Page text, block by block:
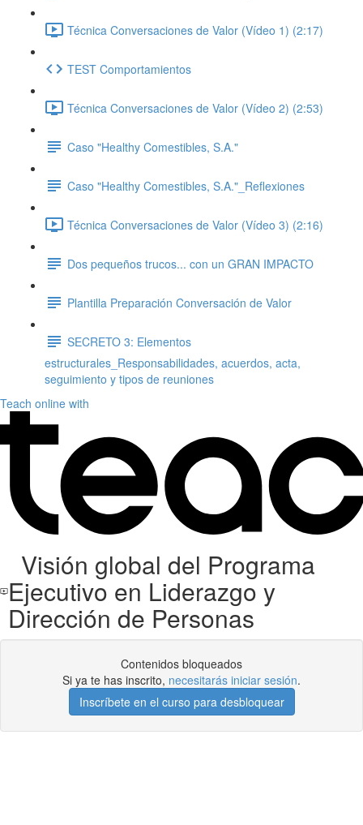
Técnica Conversaciones de Valor (Vídeo 1) (2:17)
TEST Comportamientos
Técnica Conversaciones de Valor (Vídeo 2) (2:53)
Caso "Healthy Comestibles, S.A."
Caso "Healthy Comestibles, S.A."_Reflexiones
Técnica Conversaciones de Valor (Vídeo 3) (2:16)
Dos pequeños trucos... con un GRAN IMPACTO
Plantilla Preparación Conversación de Valor
SECRETO 3: Elementos
estructurales_Responsabilidades, acuerdos, acta,
seguimiento y tipos de reuniones
Teach online with
Visión global del Programa
Ejecutivo en Liderazgo y
Dirección de Personas
Contenidos bloqueados
Si ya te has inscrito, necesitarás iniciar sesión.
Inscríbete en el curso para desbloquear